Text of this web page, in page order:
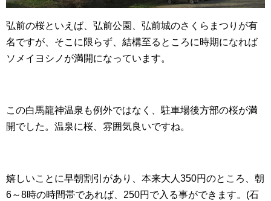
弘前の桜といえば、弘前公園、弘前城のさくらまつりが有
名ですが、そこに限らず、結構至るところに時期になれば
ソメイヨシノが満開になっています。
この白馬龍神温泉も例外ではなく、駐車場後方部の桜が満
開でした。温泉に桜、雰囲気良いですね。
嬉しいことに早朝割引があり、本来大人350円のところ、朝
6～8時の時間帯であれば、250円で入る事ができます。(石